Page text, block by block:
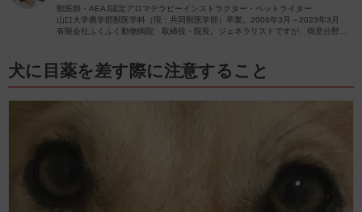
獣医師・AEAJ認定アロマテラピーインストラクター・ペットライター
山口大学農学部獣医学科（現：共同獣医学部）卒業。2006年3月～2023年3月
有限会社ふくふく動物病院 取締役・院長。ジェネラリストですが、得意分野は
むアロマに関する情報をお届けします。
犬に目薬を差す際に注意すること